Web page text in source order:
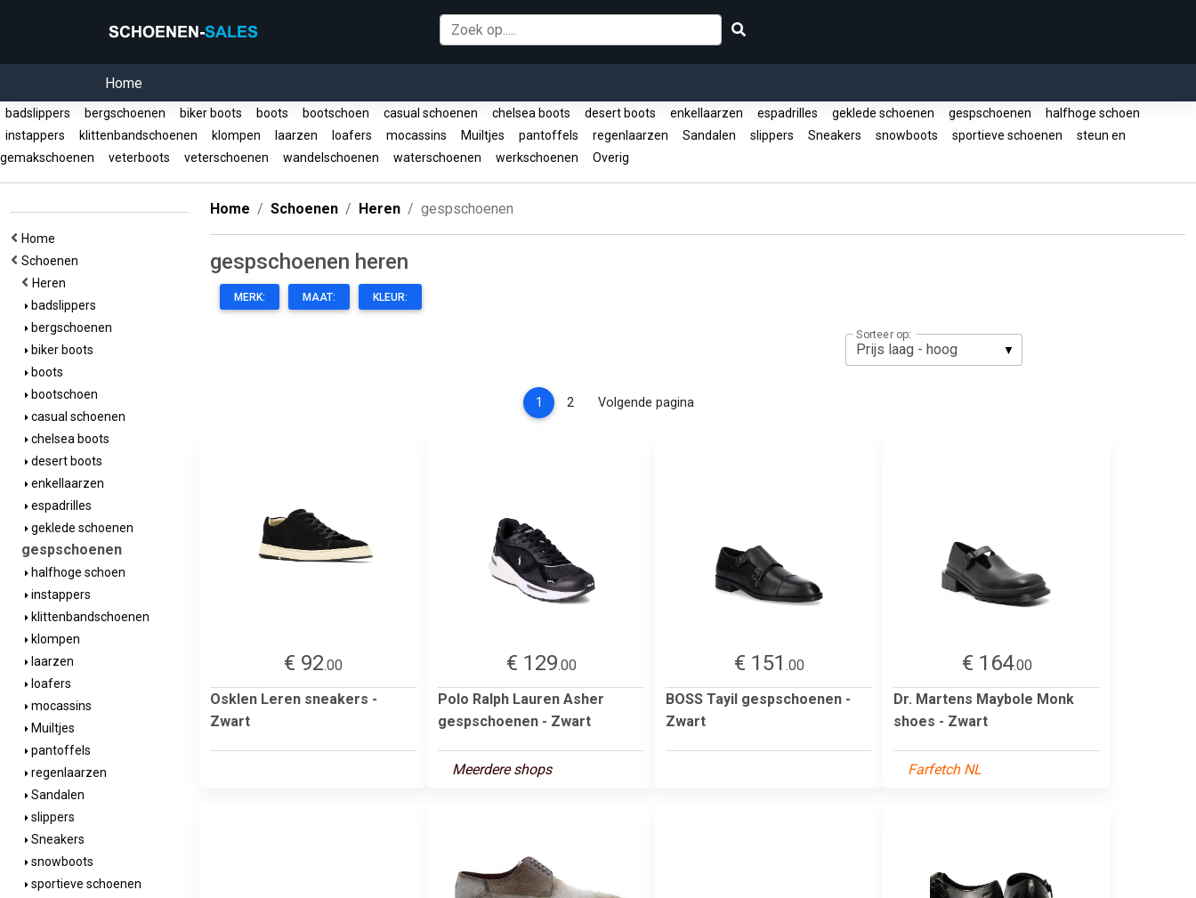
Home
badslippers bergschoenen biker boots boots bootschoen casual schoenen chelsea boots desert boots enkellaarzen espadrilles geklede schoenen gespschoenen
halfhoge schoen
instappers
klittenbandschoenen klompen laarzen loafers mocassins Muiltjes pantoffels regenlaarzen Sandalen slippers Sneakers snowboots sportieve schoenen
steun en
gemakschoenen
veterboots veterschoenen wandelschoenen waterschoenen werkschoenen Overig
Home
Schoenen
Heren
badslippers
bergschoenen
biker boots
boots
bootschoen
casual schoenen
chelsea boots
desert boots
enkellaarzen
espadrilles
geklede schoenen
gespschoenen
halfhoge schoen
instappers
klittenbandschoenen
klompen
laarzen
loafers
mocassins
Muiltjes
pantoffels
regenlaarzen
Sandalen
slippers
Sneakers
snowboots
sportieve schoenen
Home Schoenen Heren gespschoenen
gespschoenen heren
MERK: MAAT: KLEUR:
Sorteer op:
1 (current)
2 Volgende pagina
€ 92.00
Osklen Leren sneakers -
Zwart
€ 129.00
Polo Ralph Lauren Asher
gespschoenen - Zwart
Meerdere shops
€ 151 .00
BOSS Tayil gespschoenen -
Zwart
€ 164.00
Dr. Martens Maybole Monk
shoes - Zwart
Farfetch NL